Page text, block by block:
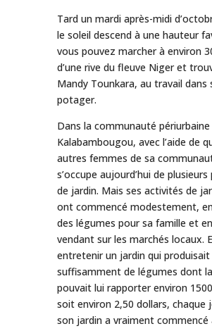
Tard un mardi après-midi
le soleil descend à une hauteur
vous pouvez marcher à environ
d’une rive du fleuve Niger et
Mandy Tounkara, au travail dans
potager.
Dans la communauté périurbaine
Kalabambougou, avec l’aide de
autres femmes de sa
s’occupe aujourd’hui de plusieurs
de jardin. Mais ses activités de
ont commencé modestement,
des légumes pour sa famille et
vendant sur les marchés locaux.
entretenir un jardin qui produisait
suffisamment de légumes dont
pouvait lui rapporter environ
soit environ 2,50 dollars, chaque
son jardin a vraiment commencé